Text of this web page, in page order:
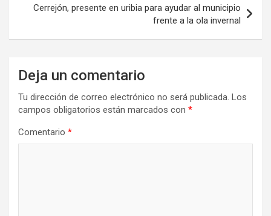
Cerrejón, presente en uribia para ayudar al municipio
frente a la ola invernal
Deja un comentario
Tu dirección de correo electrónico no será publicada. Los
campos obligatorios están marcados con *
Comentario *